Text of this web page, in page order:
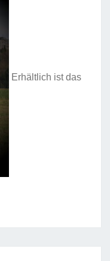
Erhältlich ist das